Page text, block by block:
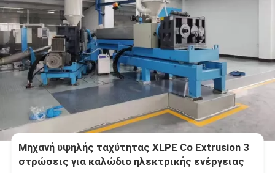
Μηχανή υψηλής ταχύτητας XLPE Co Extrusion 3
στρώσεις για καλώδιο ηλεκτρικής ενέργειας